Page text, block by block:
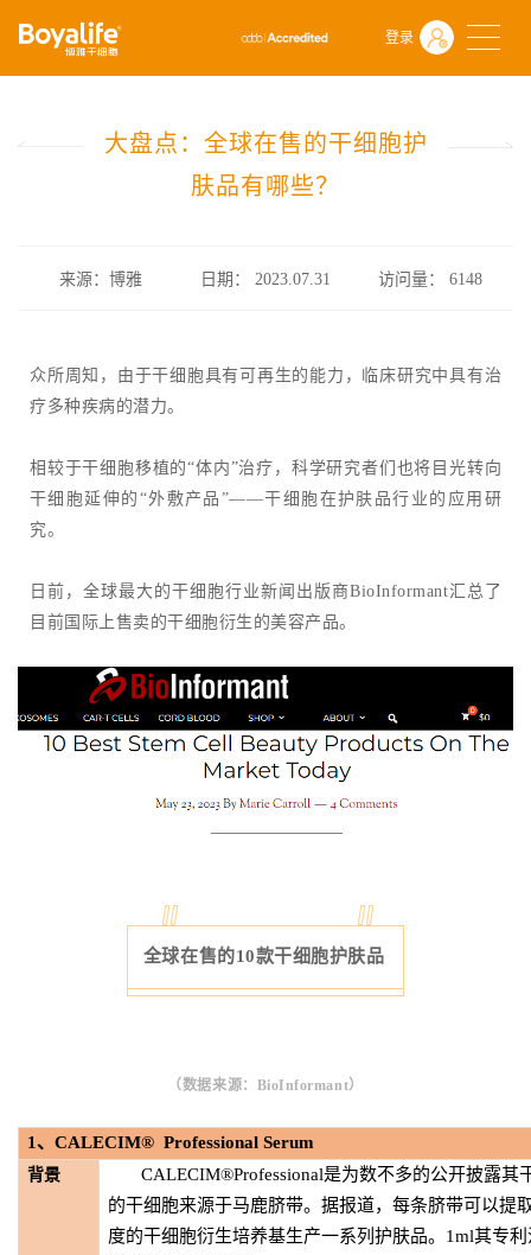
登录
首页 什么是干细胞
前沿动态
大盘点：全球在售的干细胞护肤品有哪些？
大盘点：全球在售的干细胞护
肤品有哪些？
来源：博雅 日期： 2023.07.31 访问量：6148
众所周知，由于干细胞具有可再生的能力，临床研究中具有治
疗多种疾病的潜力。
相较于干细胞移植的“体内”治疗，科学研究者们也将目光转向
干细胞延伸的“外敷产品”——干细胞在护肤品行业的应用研
究。
日前，全球最大的干细胞行业新闻出版商BioInformant汇总了
目前国际上售卖的干细胞衍生的美容产品。
全球在售的10款干细胞护肤品
（数据来源：BioInformant）
1、CALECIM® Professional Serum
背景 CALECIM®Professional是为数不多的公开披露其
的干细胞来源于马鹿脐带。据报道，每条脐带可以提
度的干细胞衍生培养基生产一系列护肤品。1ml其专